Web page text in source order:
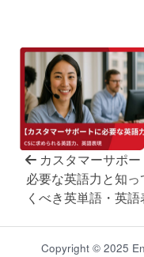
カスタマーサポー
必要な英語力と知っ
くべき英単語・英語
Copyright © 2025